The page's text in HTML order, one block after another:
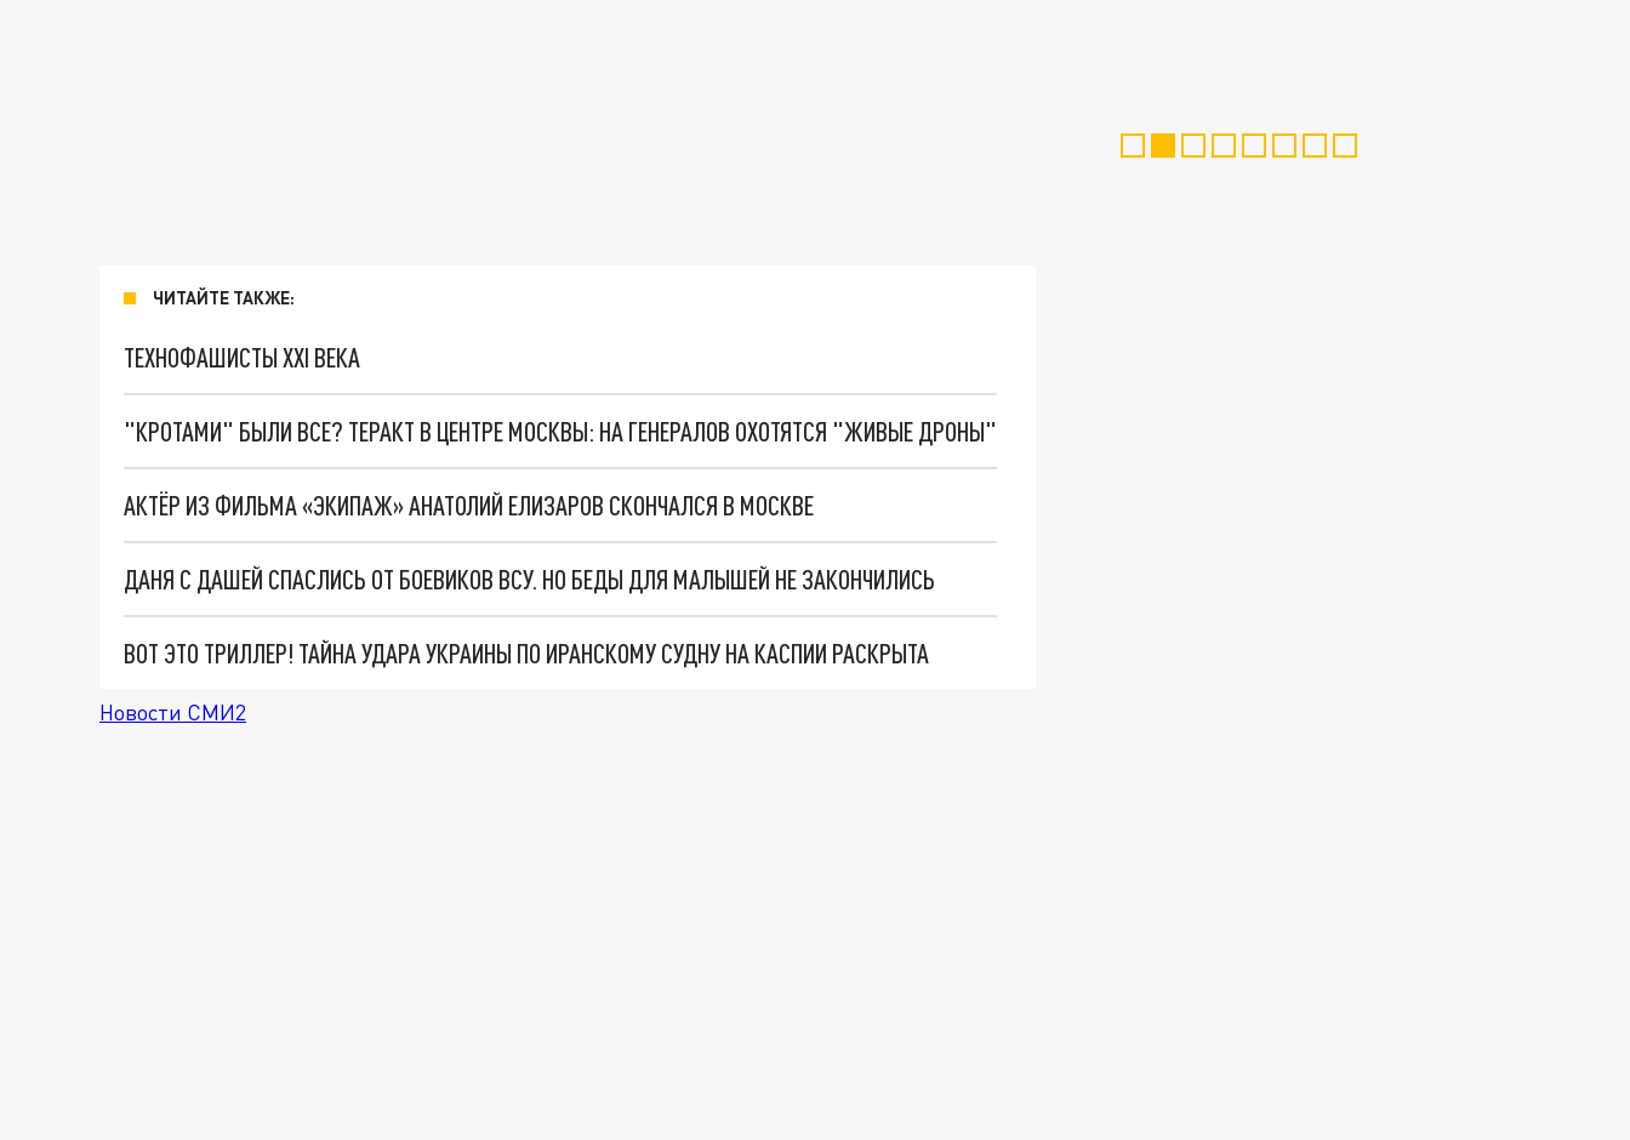
ЧИТАЙТЕ ТАКЖЕ:
ТЕХНОФАШИСТЫ XXI ВЕКА
"КРОТАМИ" БЫЛИ ВСЕ? ТЕРАКТ В ЦЕНТРЕ МОСКВЫ: НА ГЕНЕРАЛОВ ОХОТЯТСЯ "ЖИВЫЕ ДРОНЫ"
АКТЁР ИЗ ФИЛЬМА «ЭКИПАЖ» АНАТОЛИЙ ЕЛИЗАРОВ СКОНЧАЛСЯ В МОСКВЕ
ДАНЯ С ДАШЕЙ СПАСЛИСЬ ОТ БОЕВИКОВ ВСУ. НО БЕДЫ ДЛЯ МАЛЫШЕЙ НЕ ЗАКОНЧИЛИСЬ
ВОТ ЭТО ТРИЛЛЕР! ТАЙНА УДАРА УКРАИНЫ ПО ИРАНСКОМУ СУДНУ НА КАСПИИ РАСКРЫТА
Новости СМИ2